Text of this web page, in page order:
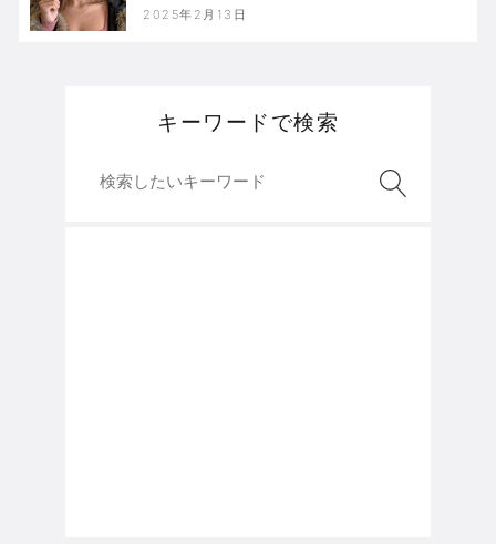
2025年2月13日
キーワードで検索